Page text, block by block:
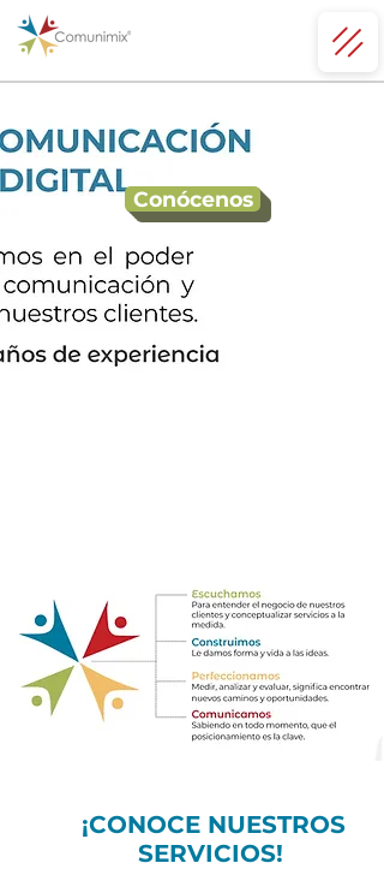
Conócenos
¡CONOCE NUESTROS
SERVICIOS!